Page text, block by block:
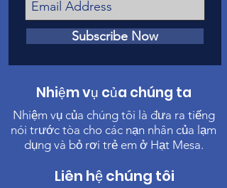
Subscribe Now
Nhiệm vụ của chúng ta
Nhiệm vụ của chúng tôi là đưa ra tiếng
nói trước tòa cho các nạn nhân của lạm
dụng và bỏ rơi trẻ em ở Hạt Mesa.
Liên hệ chúng tôi